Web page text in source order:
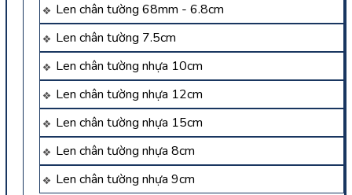
Len chân tường 68mm - 6.8cm
Len chân tường 7.5cm
Len chân tường nhựa 10cm
Len chân tường nhựa 12cm
Len chân tường nhựa 15cm
Len chân tường nhựa 8cm
Len chân tường nhựa 9cm